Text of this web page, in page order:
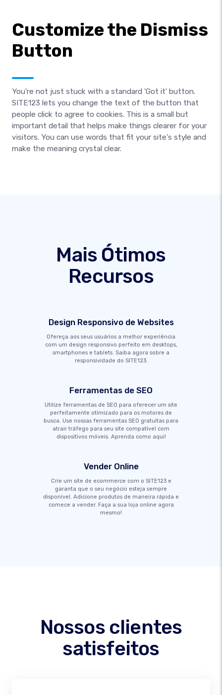
Customize the Dismiss
Button
You're not just stuck with a standard 'Got it' button.
SITE123 lets you change the text of the button that
people click to agree to cookies. This is a small but
important detail that helps make things clearer for your
visitors. You can use words that fit your site's style and
make the meaning crystal clear.
Mais Ótimos
Recursos
Design Responsivo de Websites
Ofereça aos seus usuários a melhor experiência
com um design responsivo perfeito em desktops,
smartphones e tablets. Saiba agora sobre a
responsividade do SITE123.
Ferramentas de SEO
Utilize ferramentas de SEO para oferecer um site
perfeitamente otimizado para os motores de
busca. Use nossas ferramentas SEO gratuitas para
atrair tráfego para seu site compatível com
dispositivos móveis. Aprenda como aqui!
Vender Online
Crie um site de ecommerce com o SITE123 e
garanta que o seu negócio esteja sempre
disponível. Adicione produtos de maneira rápida e
comece a vender. Faça a sua loja online agora
mesmo!
Nossos clientes
satisfeitos